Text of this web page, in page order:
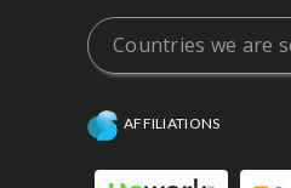
Countries we are
AFFILIATIONS